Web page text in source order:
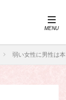
弱い女性に男性は